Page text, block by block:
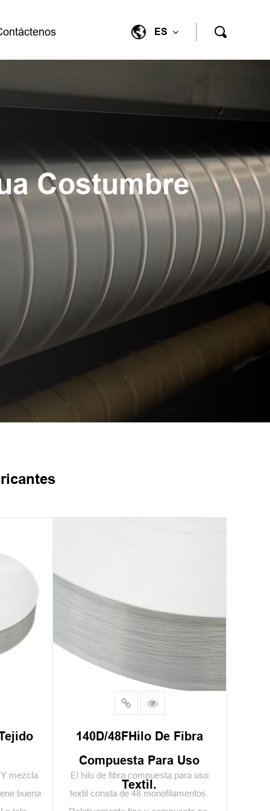
ES
Costumbre
mezcla
buena
140D/48FHilo De Fibra
Compuesta Para Uso
Textil.
El hilo de fibra compuesta para uso
textil consta de 48 monofilamentos.